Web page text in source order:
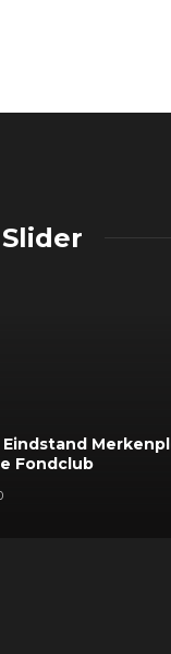
Eindstand
Fondclub